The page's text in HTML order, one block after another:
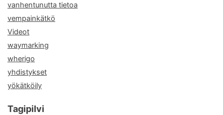
vanhentunutta tietoa
vempainkätkö
Videot
waymarking
wherigo
yhdistykset
yökätköily
Tagipilvi